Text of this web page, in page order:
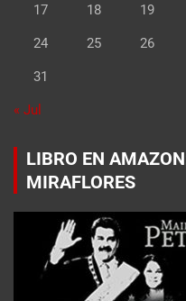
17 18 19
24 25 26
31
« Jul
LIBRO EN
MIRAFLORES